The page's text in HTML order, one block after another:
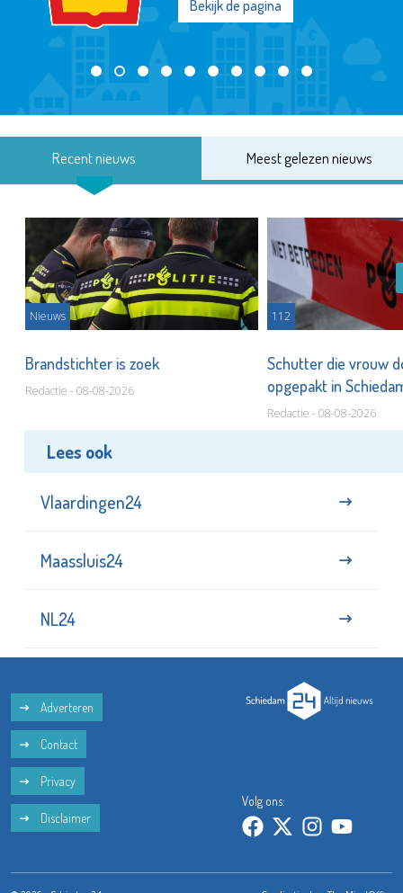
Bekijk de pagina
Recent nieuws Meest gelezen nieuws
Nieuws
Brandstichter is zoek
Redactie - 08-08-2026
112
Schutter die vrouw
opgepakt in
Redactie - 08-08-2026
Lees ook
Vlaardingen24
Maassluis24
NL24
Adverteren
Contact
Privacy
Disclaimer
Volg ons: